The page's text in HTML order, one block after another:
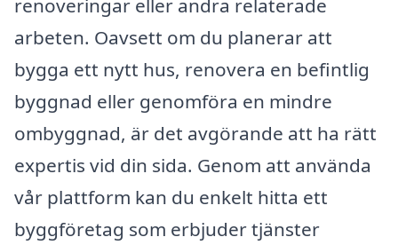
renoveringar eller andra relaterade
arbeten. Oavsett om du planerar att
bygga ett nytt hus, renovera en befintlig
byggnad eller genomföra en mindre
ombyggnad, är det avgörande att ha rätt
expertis vid din sida. Genom att använda
vår plattform kan du enkelt hitta ett
byggföretag som erbjuder tjänster